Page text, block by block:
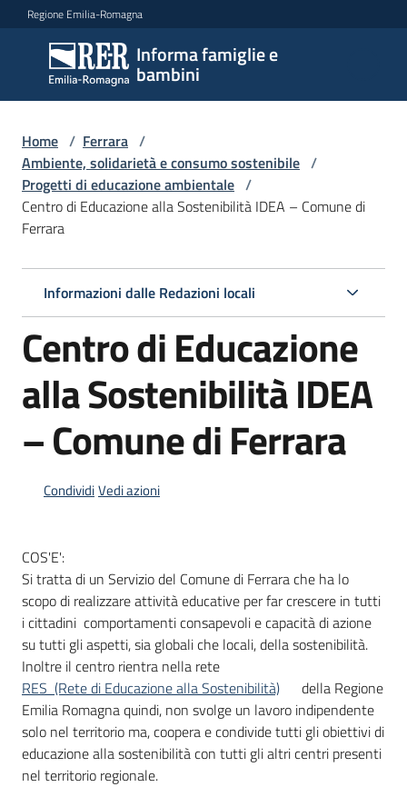
Vai al contenuto
Vai alla navigazione
Vai al footer
Regione Emilia-Romagna
Informa famiglie e
bambini
Informa
famiglie
e
bambini
Argomenti
Servizi
Centri
per
famiglie
locali
Newsletter
Home / Ferrara /
Ambiente, solidarietà e consumo sostenibile /
Progetti di educazione ambientale /
Centro di Educazione alla Sostenibilità IDEA – Comune di
Ferrara
Informazioni dalle Redazioni locali
Centro di Educazione
alla Sostenibilità IDEA
– Comune di Ferrara
CondividiVedi azioni
COS'E':
Si tratta di un Servizio del Comune di Ferrara che ha lo
scopo di realizzare attività educative per far crescere in tutti
i cittadini comportamenti consapevoli e capacità di azione
su tutti gli aspetti, sia globali che locali, della sostenibilità.
Inoltre il centro rientra nella rete
RES (Rete di Educazione alla Sostenibilità)
della Regione
Emilia Romagna quindi, non svolge un lavoro indipendente
solo nel territorio ma, coopera e condivide tutti gli obiettivi di
educazione alla sostenibilità con tutti gli altri centri presenti
nel territorio regionale.